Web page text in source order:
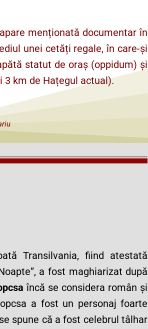
menționată documentar în
unei cetăți regale, în care-și
statut de oraș (oppidum) și
3 km de Hațegul actual).
Transilvania, fiind atestată
a fost maghiarizat după
încă se considera român și
a fost un personaj foarte
spune că a fost celebrul tâlhar